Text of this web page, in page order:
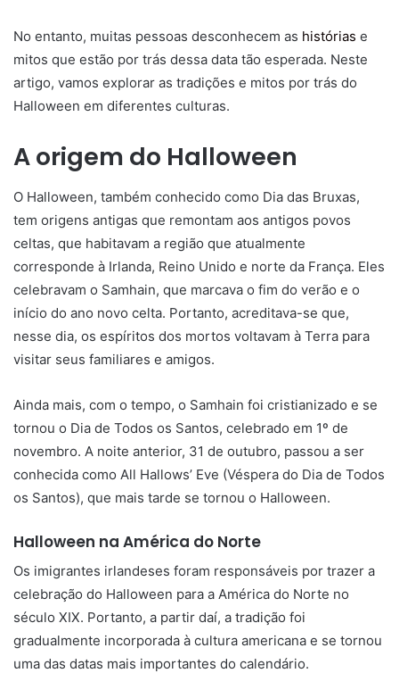
No entanto, muitas pessoas desconhecem as histórias e
mitos que estão por trás dessa data tão esperada. Neste
artigo, vamos explorar as tradições e mitos por trás do
Halloween em diferentes culturas.
A origem do Halloween
O Halloween, também conhecido como Dia das Bruxas,
tem origens antigas que remontam aos antigos povos
celtas, que habitavam a região que atualmente
corresponde à Irlanda, Reino Unido e norte da França. Eles
celebravam o Samhain, que marcava o fim do verão e o
início do ano novo celta. Portanto, acreditava-se que,
nesse dia, os espíritos dos mortos voltavam à Terra para
visitar seus familiares e amigos.
Ainda mais, com o tempo, o Samhain foi cristianizado e se
tornou o Dia de Todos os Santos, celebrado em 1º de
novembro. A noite anterior, 31 de outubro, passou a ser
conhecida como All Hallows’ Eve (Véspera do Dia de Todos
os Santos), que mais tarde se tornou o Halloween.
Halloween na América do Norte
Os imigrantes irlandeses foram responsáveis por trazer a
celebração do Halloween para a América do Norte no
século XIX. Portanto, a partir daí, a tradição foi
gradualmente incorporada à cultura americana e se tornou
uma das datas mais importantes do calendário.